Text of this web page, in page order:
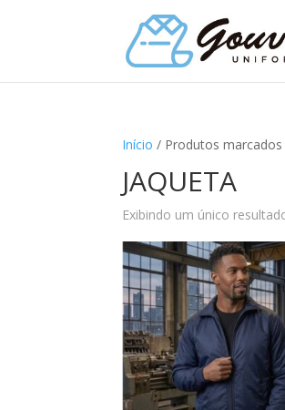
Início / Produtos marcados
JAQUETA
Exibindo um único